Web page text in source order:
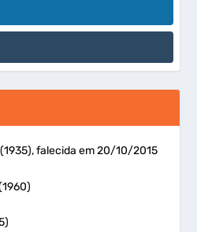
falecida em 20/10/2015